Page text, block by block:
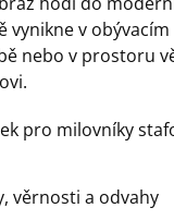
vynikne v
nebo v prostoru
pro milovníky
věrnosti a odvahy